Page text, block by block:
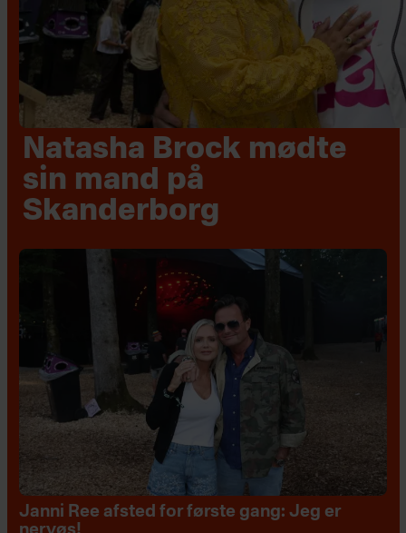
Natasha Brock mødte
sin mand på
Skanderborg
Janni Ree afsted for første gang: Jeg er